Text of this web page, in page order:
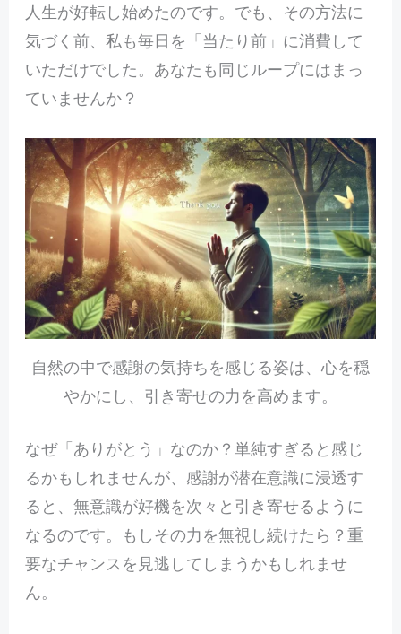
人生が好転し始めたのです。でも、その方法に
気づく前、私も毎日を「当たり前」に消費して
いただけでした。あなたも同じループにはまっ
ていませんか？
自然の中で感謝の気持ちを感じる姿は、心を穏
やかにし、引き寄せの力を高めます。
なぜ「ありがとう」なのか？単純すぎると感じ
るかもしれませんが、感謝が潜在意識に浸透す
ると、無意識が好機を次々と引き寄せるように
なるのです。もしその力を無視し続けたら？重
要なチャンスを見逃してしまうかもしれませ
ん。